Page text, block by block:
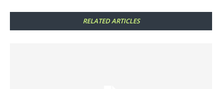
RELATED ARTICLES